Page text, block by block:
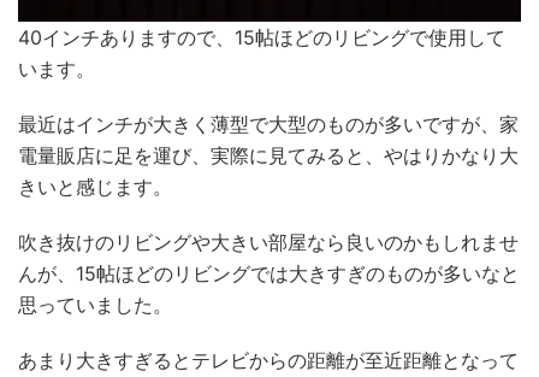
40インチありますので、15帖ほどのリビングで使用して
います。
最近はインチが大きく薄型で大型のものが多いですが、家
電量販店に足を運び、実際に見てみると、やはりかなり大
きいと感じます。
吹き抜けのリビングや大きい部屋なら良いのかもしれませ
んが、15帖ほどのリビングでは大きすぎのものが多いなと
思っていました。
あまり大きすぎるとテレビからの距離が至近距離となって